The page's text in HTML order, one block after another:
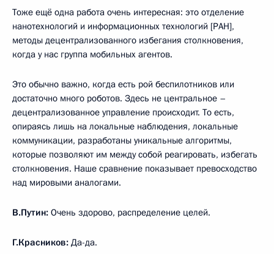
Тоже ещё одна работа очень интересная: это отделение
нанотехнологий и информационных технологий [РАН],
методы децентрализованного избегания столкновения,
когда у нас группа мобильных агентов.
Это обычно важно, когда есть рой беспилотников или
достаточно много роботов. Здесь не центральное –
децентрализованное управление происходит. То есть,
опираясь лишь на локальные наблюдения, локальные
коммуникации, разработаны уникальные алгоритмы,
которые позволяют им между собой реагировать, избегать
столкновения. Наше сравнение показывает превосходство
над мировыми аналогами.
В.Путин: Очень здорово, распределение целей.
Г.Красников: Да-да.